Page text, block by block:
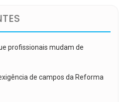
profissionais mudam de
de campos da Reforma